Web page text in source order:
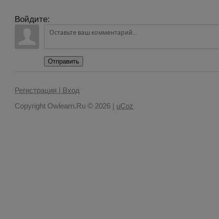
Войдите:
Отправить
Регистрация | Вход
Copyright Owlearn.Ru © 2026 | uCoz